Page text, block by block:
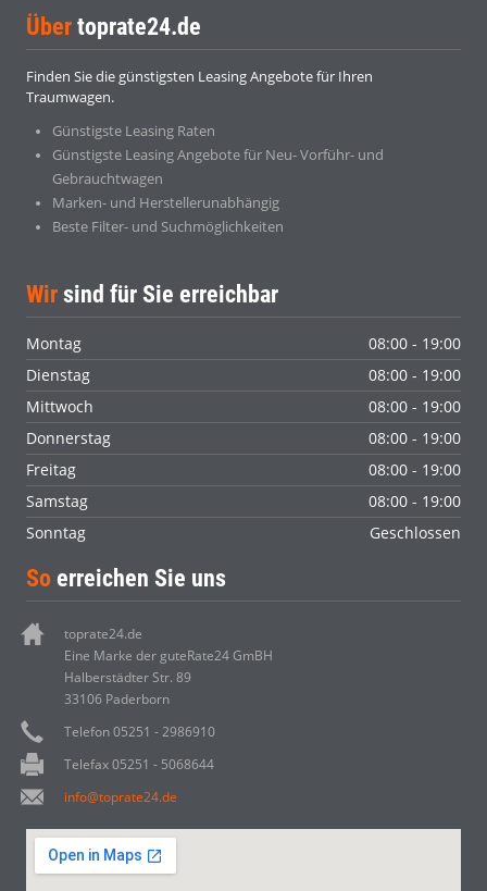
Über toprate24.de
Finden Sie die günstigsten Leasing Angebote für Ihren
Traumwagen.
Günstigste Leasing Raten
Günstigste Leasing Angebote für Neu- Vorführ- und
Gebrauchtwagen
Marken- und Herstellerunabhängig
Beste Filter- und Suchmöglichkeiten
Wir sind für Sie erreichbar
Montag
08:00 - 19:00
Dienstag
08:00 - 19:00
Mittwoch
08:00 - 19:00
Donnerstag
08:00 - 19:00
Freitag
08:00 - 19:00
Samstag
08:00 - 19:00
Sonntag
Geschlossen
So erreichen Sie uns
toprate24.de
Eine Marke der guteRate24 GmBH
Halberstädter Str. 89
33106 Paderborn
Telefon 05251 - 2986910
Telefax 05251 - 5068644
info@toprate24.de